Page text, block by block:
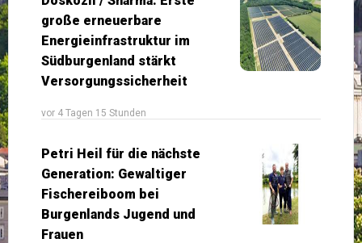
große erneuerbare
Energieinfrastruktur im
Südburgenland stärkt
Versorgungssicherheit
vor 4 Tagen 15 Stunden
Petri Heil für die nächste
Generation: Gewaltiger
Fischereiboom bei
Burgenlands Jugend und
Frauen